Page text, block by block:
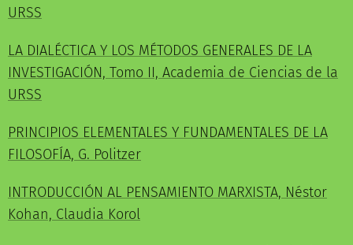
URSS
LA DIALÉCTICA Y LOS MÉTODOS GENERALES DE LA
INVESTIGACIÓN, Tomo II, Academia de Ciencias de la
URSS
PRINCIPIOS ELEMENTALES Y FUNDAMENTALES DE LA
FILOSOFÍA, G. Politzer
INTRODUCCIÓN AL PENSAMIENTO MARXISTA, Néstor
Kohan, Claudia Korol